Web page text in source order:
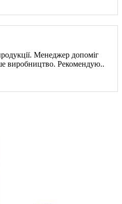
Менеджер допоміг
виробництво. Рекомендую..